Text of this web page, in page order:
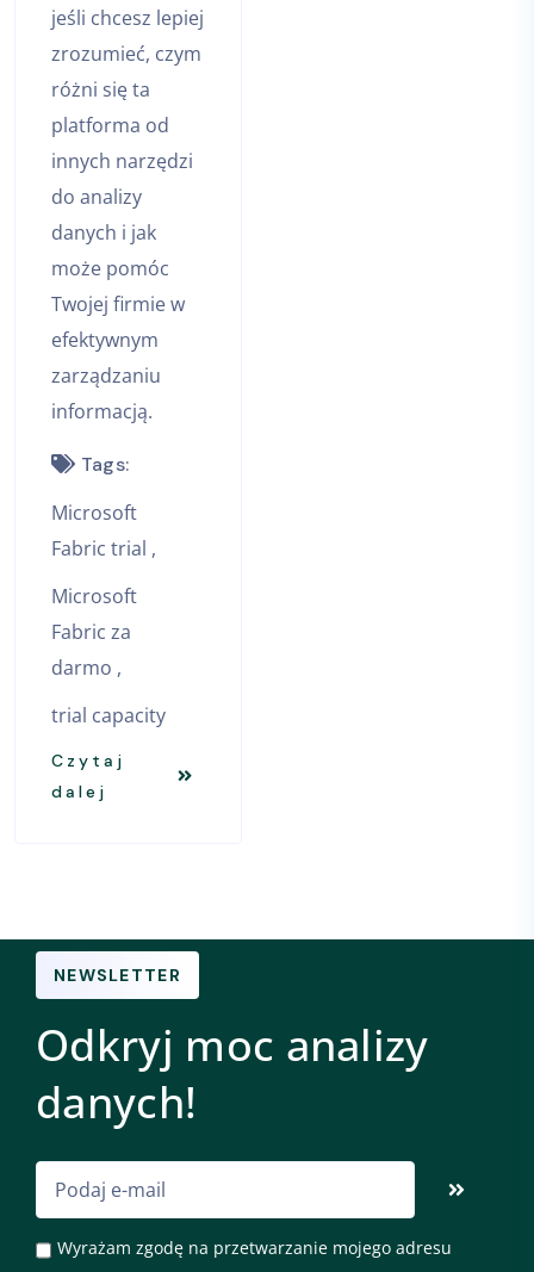
jeśli chcesz lepiej
zrozumieć, czym
różni się ta
platforma od
innych narzędzi
do analizy
danych i jak
może pomóc
Twojej firmie w
efektywnym
zarządzaniu
informacją.
Tags:
Microsoft
Fabric trial
Microsoft
Fabric za
darmo
trial capacity
Czytaj
dalej
NEWSLETTER
Odkryj moc analizy
danych!
Wyrażam zgodę na przetwarzanie mojego adresu